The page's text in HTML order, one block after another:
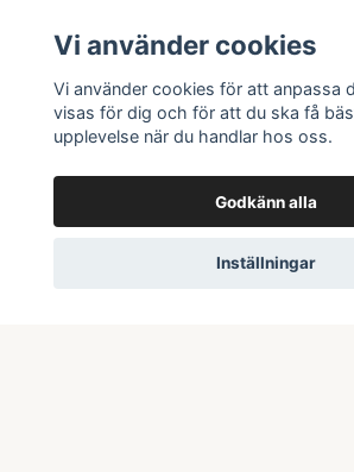
Prenumerera på vårt
Vi använder cookies
Vi använder cookies för att anpassa
visas för dig och för att du ska få
upplevelse när du handlar hos oss.
Godkänn alla
Inställningar